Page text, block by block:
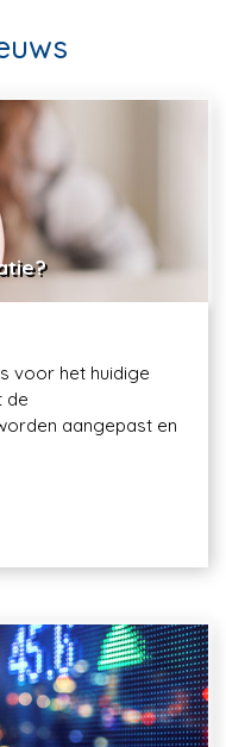
voor het huidige
de
aangepast en